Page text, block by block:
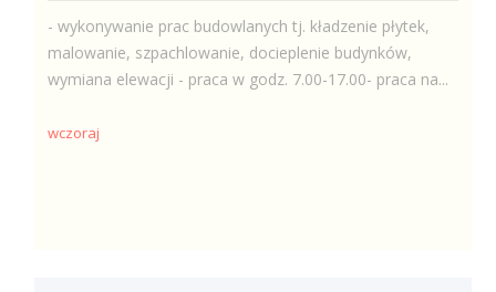
- wykonywanie prac budowlanych tj. kładzenie płytek,
malowanie, szpachlowanie, docieplenie budynków,
wymiana elewacji - praca w godz. 7.00-17.00- praca na...
wczoraj